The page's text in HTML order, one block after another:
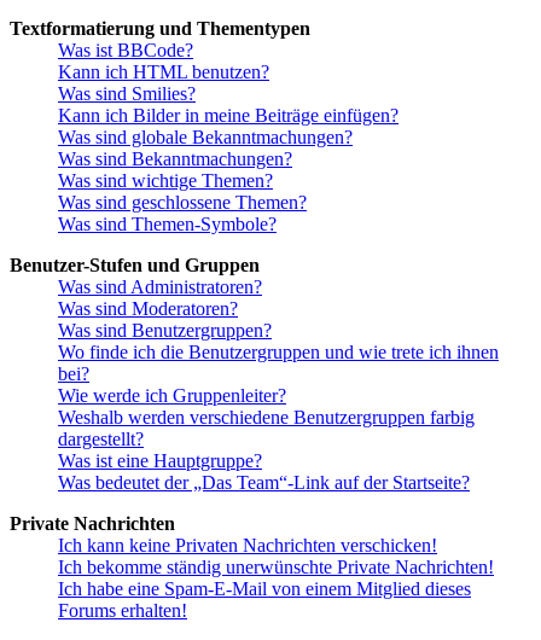
Textformatierung und Thementypen
Was ist BBCode?
Kann ich HTML benutzen?
Was sind Smilies?
Kann ich Bilder in meine Beiträge einfügen?
Was sind globale Bekanntmachungen?
Was sind Bekanntmachungen?
Was sind wichtige Themen?
Was sind geschlossene Themen?
Was sind Themen-Symbole?
Benutzer-Stufen und Gruppen
Was sind Administratoren?
Was sind Moderatoren?
Was sind Benutzergruppen?
Wo finde ich die Benutzergruppen und wie trete ich ihnen
bei?
Wie werde ich Gruppenleiter?
Weshalb werden verschiedene Benutzergruppen farbig
dargestellt?
Was ist eine Hauptgruppe?
Was bedeutet der „Das Team“-Link auf der Startseite?
Private Nachrichten
Ich kann keine Privaten Nachrichten verschicken!
Ich bekomme ständig unerwünschte Private Nachrichten!
Ich habe eine Spam-E-Mail von einem Mitglied dieses
Forums erhalten!